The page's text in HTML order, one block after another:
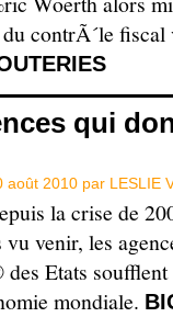
contrÃ´le
qui
août 2010 par LESLIE
la crise de
vu venir, les
Etats
mondiale.